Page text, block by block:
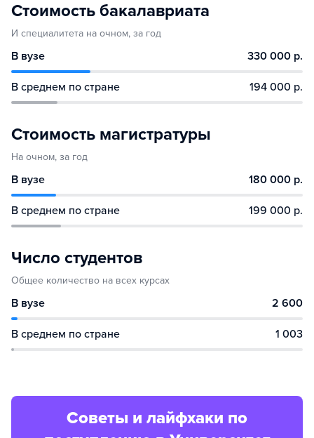
Стоимость бакалавриата
И специалитета на очном, за год
В вузе 330 000 р.
В среднем по стране 194 000 р.
Стоимость магистратуры
На очном, за год
В вузе 180 000 р.
В среднем по стране 199 000 р.
Число студентов
Общее количество на всех курсах
В вузе 2 600
В среднем по стране 1 003
Советы и лайфхаки по